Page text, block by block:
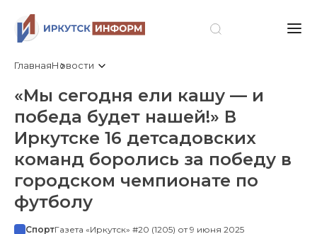
ГлавнаяНовости
«Мы сегодня ели кашу — и
победа будет нашей!» В
Иркутске 16 детсадовских
команд боролись за победу в
городском чемпионате по
футболу
СпортГазета «Иркутск» #20 (1205) от 9 июня 2025